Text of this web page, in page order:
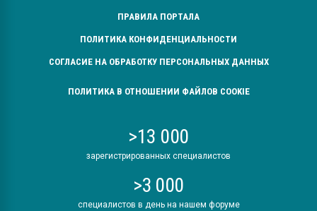
ПРАВИЛА ПОРТАЛА
ПОЛИТИКА КОНФИДЕНЦИАЛЬНОСТИ
СОГЛАСИЕ НА ОБРАБОТКУ ПЕРСОНАЛЬНЫХ ДАННЫХ
ПОЛИТИКА В ОТНОШЕНИИ ФАЙЛОВ COOKIE
>13 000
зарегистрированных специалистов
>3 000
специалистов в день на нашем форуме